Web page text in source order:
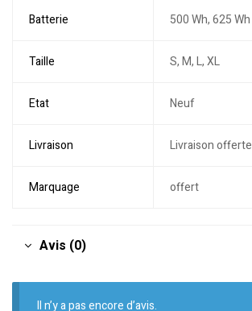
Batterie 500 Wh, 625 Wh
Taille S, M, L, XL
Etat Neuf
Livraison Livraison offerte
Marquage offert
Avis (0)
Il n’y a pas encore d’avis.